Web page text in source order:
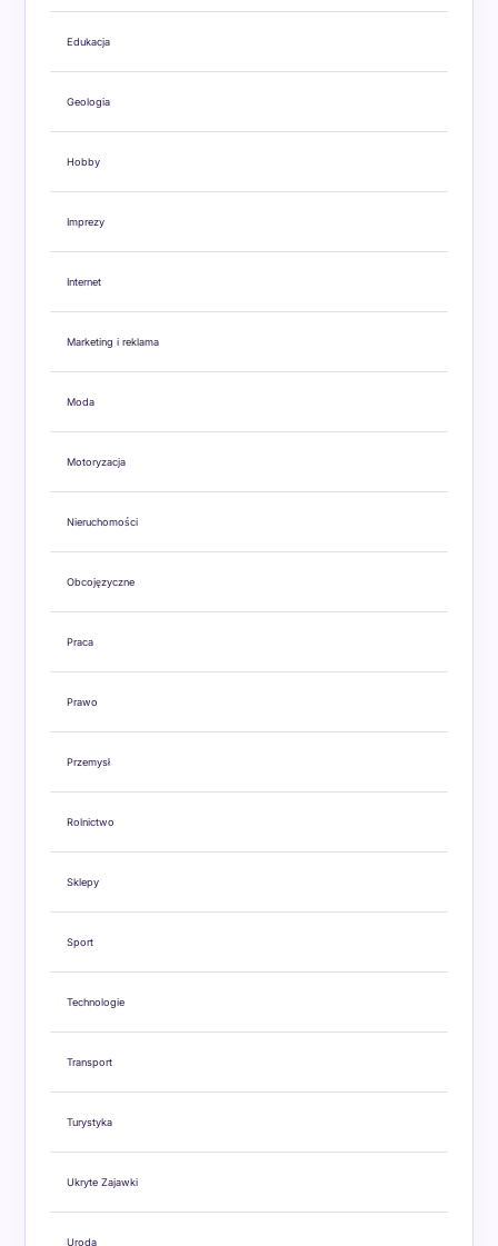
Edukacja
Geologia
Hobby
Imprezy
Internet
Marketing i reklama
Moda
Motoryzacja
Nieruchomości
Obcojęzyczne
Praca
Prawo
Przemysł
Rolnictwo
Sklepy
Sport
Technologie
Transport
Turystyka
Ukryte Zajawki
Uroda